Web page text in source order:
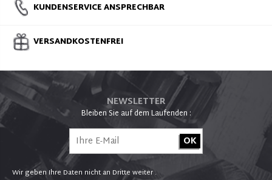
KUNDENSERVICE ANSPRECHBAR
VERSANDKOSTENFREI
NEWSLETTER
Bleiben Sie auf dem Laufenden :
Wir geben Ihre Daten nicht an Dritte weiter .